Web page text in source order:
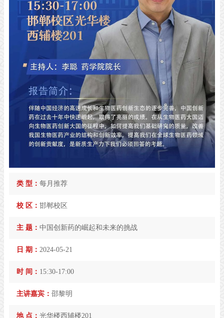
类 型： 每月推荐
校 区： 邯郸校区
主 题： 中国创新药的崛起和未来的挑战
日 期： 2024-05-21
时 间： 15:30-17:00
主讲嘉宾： 邵黎明
地 点： 光华楼西辅楼201